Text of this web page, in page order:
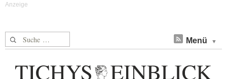
Suche nach: Menü